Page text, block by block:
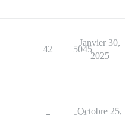
42 5045
Janvier 30,
2025
Octobre 25,